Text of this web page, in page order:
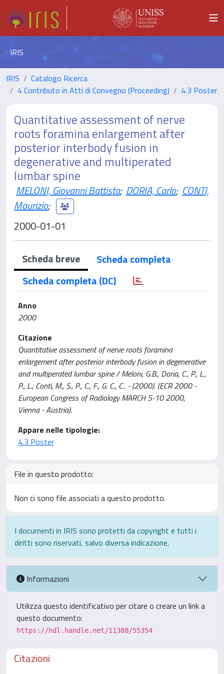
IRIS
IRIS
Catalogo Ricerca
4 Contributo in Atti di Convegno (Proceeding)
4.3 Poster
Quantitative assessment of nerve
roots foramina enlargement after
posterior interbody fusion in
degenerative and multiperated
lumbar spine
MELONI, Giovanni Battista; DORIA, Carlo; CONTI,
Maurizio;
2000-01-01
Scheda breve
Scheda completa
Scheda completa (DC)
Anno
2000
Citazione
Quantitative assessment of nerve roots foramina
enlargement after posterior interbody fusion in degenerative
and multiperated lumbar spine / Meloni, G.B., Doria, C., P., L.,
P., L., Conti, M., S., P., C., F., G. C., C.. - (2000). (ECR 2000 -
European Congress of Radiology MARCH 5-10 2000,
Vienna - Austria).
Appare nelle tipologie:
4.3 Poster
File in questo prodotto:
Non ci sono file associati a questo prodotto.
I documenti in IRIS sono protetti da copyright e tutti i
diritti sono riservati, salvo diversa indicazione.
Informazioni
Utilizza questo identificativo per citare o creare un link a
questo documento:
https://hdl.handle.net/11388/55354
Citazioni